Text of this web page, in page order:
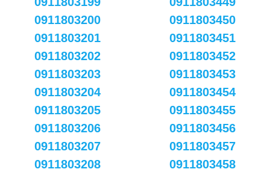
0911803200
0911803201
0911803202
0911803203
0911803204
0911803205
0911803206
0911803207
0911803208
0911803450
0911803451
0911803452
0911803453
0911803454
0911803455
0911803456
0911803457
0911803458